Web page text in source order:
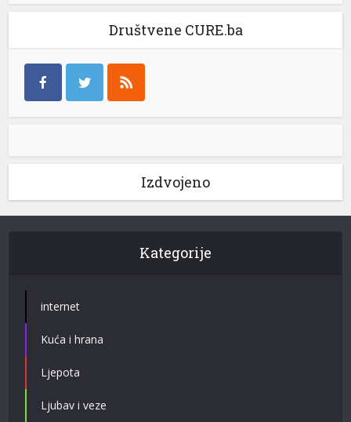
Društvene CURE.ba
Izdvojeno
Kategorije
internet
Kuća i hrana
Ljepota
Ljubav i veze